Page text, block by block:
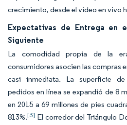
crecimiento, desde el vídeo en vivo
Expectativas de Entrega en
Siguiente
La comodidad propia de la
consumidores asocien las compras
casi inmediata. La superficie
pedidos en línea se expandió de 8
en 2015 a 69 millones de pies
813%.[3] El corredor del Triángulo